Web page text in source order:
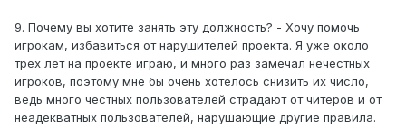
9. Почему вы хотите занять эту должность? - Хочу помочь
игрокам, избавиться от нарушителей проекта. Я уже около
трех лет на проекте играю, и много раз замечал нечестных
игроков, поэтому мне бы очень хотелось снизить их число,
ведь много честных пользователей страдают от читеров и от
неадекватных пользователей, нарушающие другие правила.